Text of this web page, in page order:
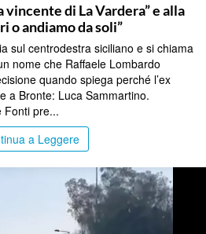
vincente di La Vardera” e alla
o andiamo da soli”
sul centrodestra siciliano e si chiama
nome che Raffaele Lombardo
quando spiega perché l’ex
a Bronte: Luca Sammartino.
Fonti pre...
a Leggere